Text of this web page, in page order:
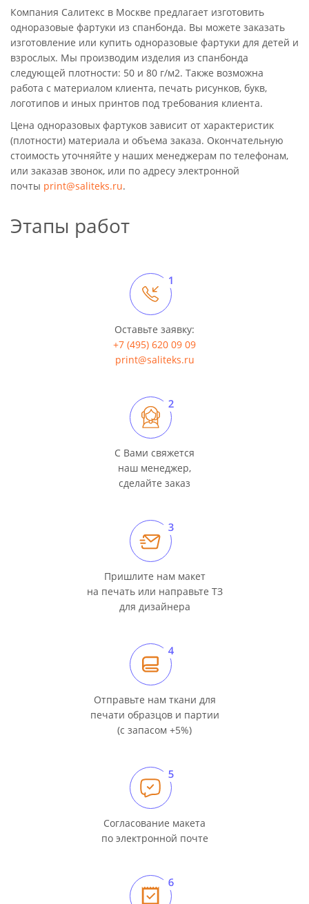
Компания Салитекс в Москве предлагает изготовить
одноразовые фартуки из спанбонда. Вы можете заказать
изготовление или купить одноразовые фартуки для детей и
взрослых. Мы производим изделия из спанбонда
следующей плотности: 50 и 80 г/м2. Также возможна
работа с материалом клиента, печать рисунков, букв,
логотипов и иных принтов под требования клиента.
Цена одноразовых фартуков зависит от характеристик
(плотности) материала и объема заказа. Окончательную
стоимость уточняйте у наших менеджерам по телефонам,
или заказав звонок, или по адресу электронной
почты print@saliteks.ru.
Этапы работ
Оставьте заявку:
+7 (495) 620 09 09
print@saliteks.ru
C Вами свяжется
наш менеджер,
сделайте заказ
Пришлите нам макет
на печать или направьте ТЗ
для дизайнера
Отправьте нам ткани для
печати образцов и партии
(с запасом +5%)
Согласование макета
по электронной почте